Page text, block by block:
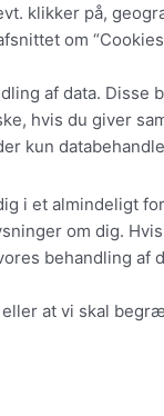
klikker på,
om
af data. Disse
hvis du giver
kun
i et almindeligt
om dig.
behandling
at vi skal